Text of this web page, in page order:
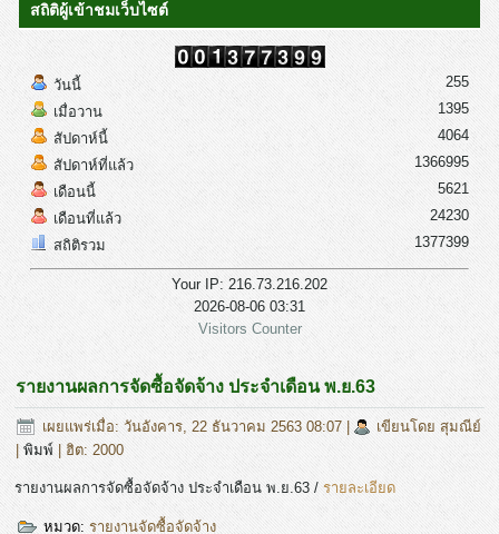
สถิติผู้เข้าชมเว็บไซต์
วันนี้
เมื่อวาน
สัปดาห์นี้
สัปดาห์ที่แล้ว
เดือนนี้
เดือนที่แล้ว
สถิติรวม
255
1395
4064
1366995
5621
24230
1377399
Your IP: 216.73.216.202
2026-08-06 03:31
Visitors Counter
รายงานผลการจัดซื้อจัดจ้าง ประจำเดือน พ.ย.63
เผยแพร่เมื่อ: วันอังคาร, 22 ธันวาคม 2563 08:07|
เขียนโดย สุมณีย์
|พิมพ์ | ฮิต: 2000
รายงานผลการจัดซื้อจัดจ้าง ประจำเดือน พ.ย.63 /รายละเอียด
หมวด:รายงานจัดซื้อจัดจ้าง